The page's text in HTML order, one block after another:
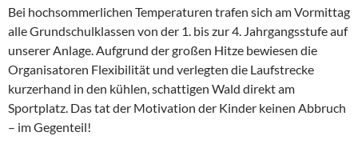
Bei hochsommerlichen Temperaturen trafen sich am Vormittag
alle Grundschulklassen von der 1. bis zur 4. Jahrgangsstufe auf
unserer Anlage. Aufgrund der großen Hitze bewiesen die
Organisatoren Flexibilität und verlegten die Laufstrecke
kurzerhand in den kühlen, schattigen Wald direkt am
Sportplatz. Das tat der Motivation der Kinder keinen Abbruch
– im Gegenteil!